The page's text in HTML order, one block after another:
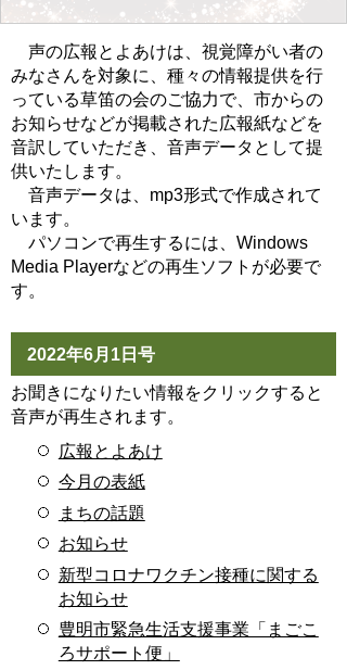
声の広報とよあけは、視覚障がい者の
みなさんを対象に、種々の情報提供を行
っている草笛の会のご協力で、市からの
お知らせなどが掲載された広報紙などを
音訳していただき、音声データとして提
供いたします。
音声データは、mp3形式で作成されて
います。
パソコンで再生するには、Windows
Media Playerなどの再生ソフトが必要で
す。
2022年6月1日号
お聞きになりたい情報をクリックすると
音声が再生されます。
広報とよあけ
今月の表紙
まちの話題
お知らせ
新型コロナワクチン接種に関する
お知らせ
豊明市緊急生活支援事業「まごこ
ろサポート便」